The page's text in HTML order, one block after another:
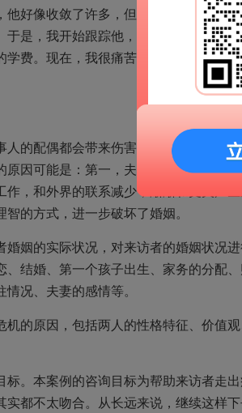
他好像收敛了许多，但是，我却发现他
于是，我开始跟踪他，却发现他在外面
费。现在，我很痛苦，既想挽救婚姻
人的配偶都会带来伤害，尤其是对孩子
原因可能是：第一，夫妻长期分居，丈
，和外界的联系减少，渐渐和丈夫产
的方式，进一步破坏了婚姻。
婚姻的实际状况，对来访者的婚姻状况
、结婚、第一个孩子出生、家务的分配
况、夫妻的感情等。
机的原因，包括两人的性格特征、价值
标。本案例的咨询目标为帮助来访者走
实都不太吻合。从长远来说，继续这样